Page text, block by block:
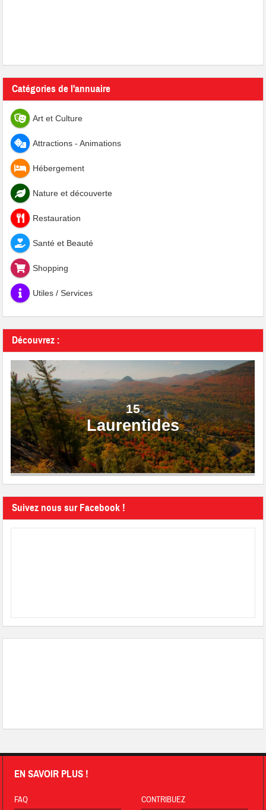
Catégories de l'annuaire
Art et Culture
Attractions - Animations
Hébergement
Nature et découverte
Restauration
Santé et Beauté
Shopping
Utiles / Services
Découvrez :
15
Laurentides
Suivez nous sur Facebook !
EN SAVOIR PLUS !
FAQ CONTRIBUEZ